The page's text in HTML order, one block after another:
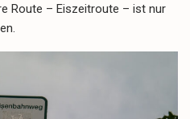
Route – Eiszeitroute – ist nur